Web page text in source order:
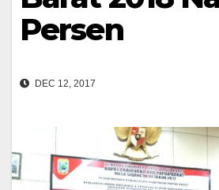
Persen
DEC 12, 2017